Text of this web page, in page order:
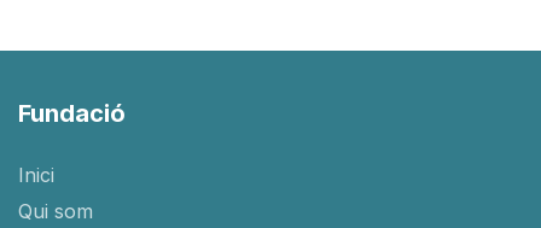
Fundació
Inici
Qui som